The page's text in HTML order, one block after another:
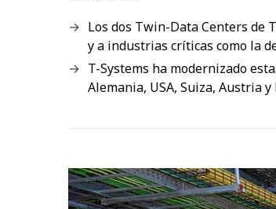
Los dos Twin-Data Centers de
y a industrias críticas como la
T-Systems ha modernizado
Alemania, USA, Suiza, Austria y